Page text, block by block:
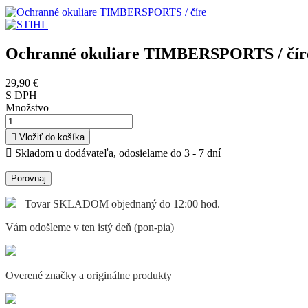
Ochranné okuliare TIMBERSPORTS /
29,90 €
S DPH
Množstvo
 Vložiť do košíka
 Skladom u dodávateľa, odosielame do 3 - 7 dní
Porovnaj
Tovar SKLADOM objednaný do 12:00 hod.
Vám odošleme v ten istý deň (pon-pia)
Overené značky a originálne produkty